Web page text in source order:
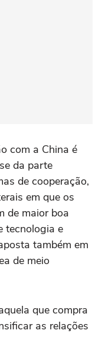
com a China é
da parte
de cooperação,
em que os
de maior boa
tecnologia e
também em
de meio
que compra
as relações